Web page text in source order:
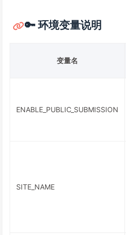
🔑 环境变量说明
变量名
ENABLE_PUBLIC_SUBMISSION
SITE_NAME